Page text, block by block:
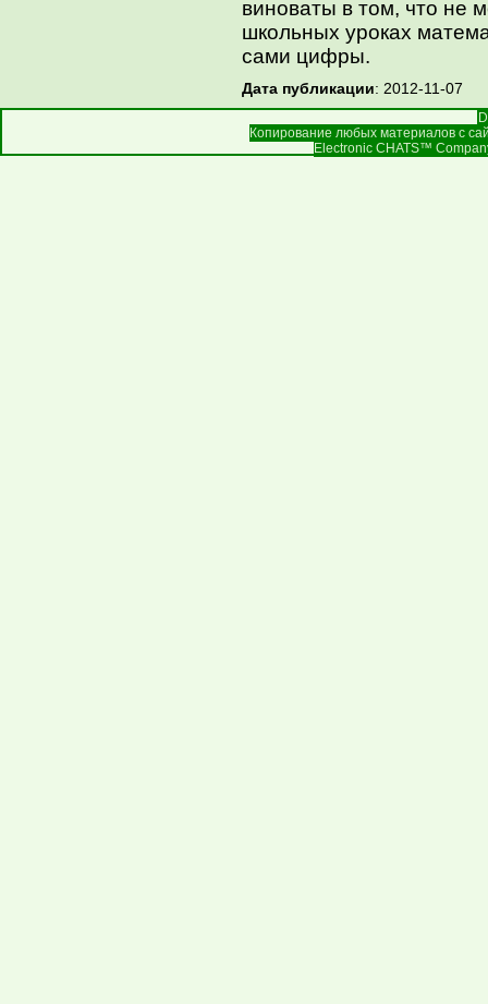
виноваты в том, что не
школьных уроках
сами цифры.
Дата публикации: 2012-11-07
Копирование любых материалов с
Electronic CHATS™